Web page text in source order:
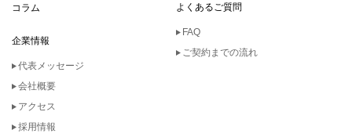
コラム
企業情報
代表メッセージ
会社概要
アクセス
採用情報
よくあるご質問
FAQ
ご契約までの流れ